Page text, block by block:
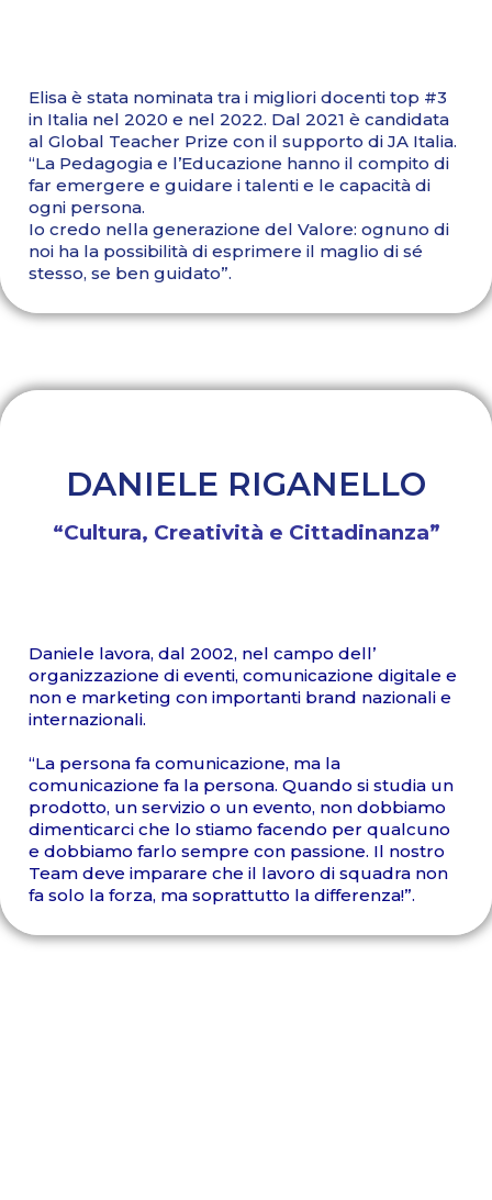
Elisa è stata nominata tra i migliori docenti top #3
in Italia nel 2020 e nel 2022. Dal 2021 è candidata
al Global Teacher Prize con il supporto di JA Italia.
“La Pedagogia e l’Educazione hanno il compito di
far emergere e guidare i talenti e le capacità di
ogni persona.
Io credo nella generazione del Valore: ognuno di
noi ha la possibilità di esprimere il maglio di sé
stesso, se ben guidato”.
DANIELE RIGANELLO
“Cultura, Creatività e Cittadinanza”
Daniele lavora, dal 2002, nel campo dell’
organizzazione di eventi, comunicazione digitale e
non e marketing con importanti brand nazionali e
internazionali.
“La persona fa comunicazione, ma la
comunicazione fa la persona. Quando si studia un
prodotto, un servizio o un evento, non dobbiamo
dimenticarci che lo stiamo facendo per qualcuno
e dobbiamo farlo sempre con passione. Il nostro
Team deve imparare che il lavoro di squadra non
fa solo la forza, ma soprattutto la differenza!”.